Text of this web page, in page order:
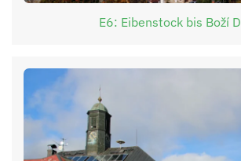
E6: Eibenstock bis Boží